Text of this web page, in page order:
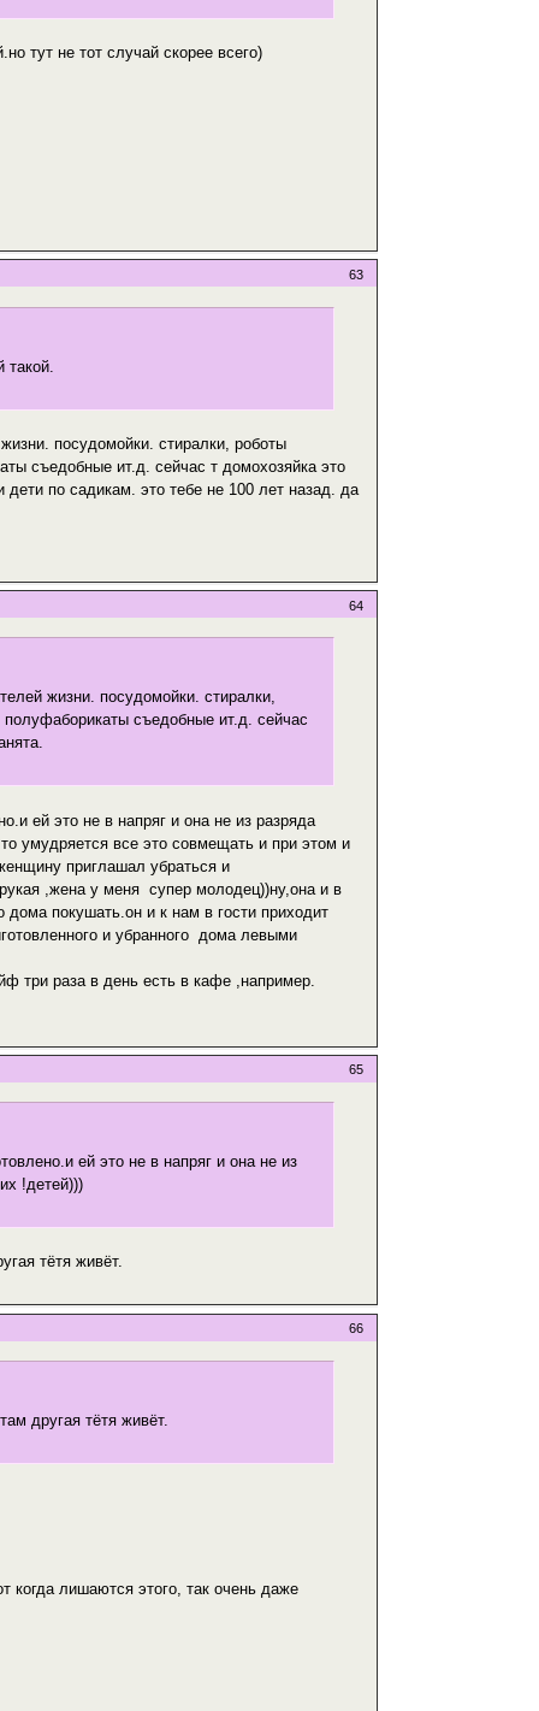
тут не тот случай скорее всего)
63
посудомойки. стиралки, роботы
съедобные ит.д. сейчас т домохозяйка это
по садикам. это тебе не 100 лет назад. да
64
жизни. посудомойки. стиралки,
съедобные ит.д. сейчас
ей это не в напряг и она не из разряда
умудряется все это совмещать и при этом и
приглашал убраться и
,жена у меня супер молодец))ну,она и в
покушать.он и к нам в гости приходит
и убранного дома левыми
три раза в день есть в кафе ,например.
65
ей это не в напряг и она не из
!детей)))
тётя живёт.
66
другая тётя живёт.
когда лишаются этого, так очень даже